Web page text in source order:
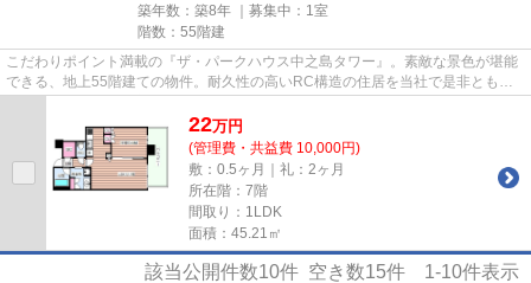
築年数：築8年 ｜募集中： 1室
階数：55階建
こだわりポイント満載の『ザ・パークハウス中之島タワー』。素敵な景色が堪能
できる、地上55階建ての物件。耐久性の高いRC構造の住居を当社で是非とも見
22万円
(管理費・共益費 10,000円)
敷：0.5ヶ月｜礼：2ヶ月
所在階：7階
間取り：1LDK
面積：45.21㎡
該当公開件数10件 空き数15件 1-10件表示